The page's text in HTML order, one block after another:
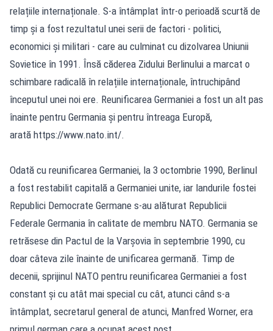
relațiile internaționale. S-a întâmplat într-o perioadă scurtă de
timp și a fost rezultatul unei serii de factori - politici,
economici și militari - care au culminat cu dizolvarea Uniunii
Sovietice în 1991. Însă căderea Zidului Berlinului a marcat o
schimbare radicală în relațiile internaționale, întruchipând
începutul unei noi ere. Reunificarea Germaniei a fost un alt pas
înainte pentru Germania și pentru întreaga Europă,
arată https://www.nato.int/.
Odată cu reunificarea Germaniei, la 3 octombrie 1990, Berlinul
a fost restabilit capitală a Germaniei unite, iar landurile fostei
Republici Democrate Germane s-au alăturat Republicii
Federale Germania în calitate de membru NATO. Germania se
retrăsese din Pactul de la Varșovia în septembrie 1990, cu
doar câteva zile înainte de unificarea germană. Timp de
decenii, sprijinul NATO pentru reunificarea Germaniei a fost
constant și cu atât mai special cu cât, atunci când s-a
întâmplat, secretarul general de atunci, Manfred Worner, era